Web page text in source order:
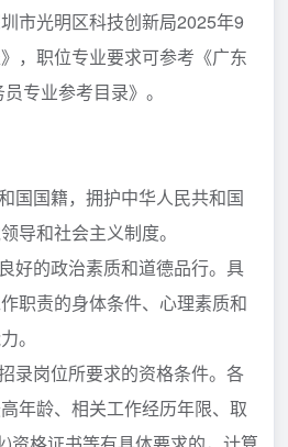
光明区科技创新局2025年9
，职位专业要求可参考《广东
专业参考目录》。
国籍，拥护中华人民共和国
导和社会主义制度。
的政治素质和道德品行。具
职责的身体条件、心理素质和
。
岗位所要求的资格条件。各
年龄、相关工作经历年限、取